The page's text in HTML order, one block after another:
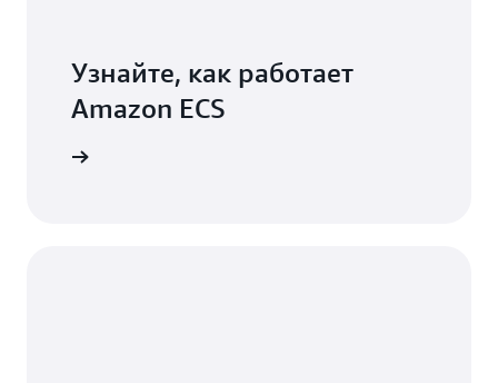
Узнайте, как работает
Amazon ECS